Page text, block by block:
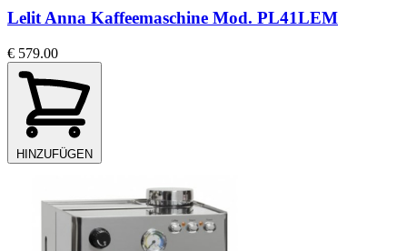
Lelit Anna Kaffeemaschine Mod. PL41LEM
€ 579.00
HINZUFÜGEN